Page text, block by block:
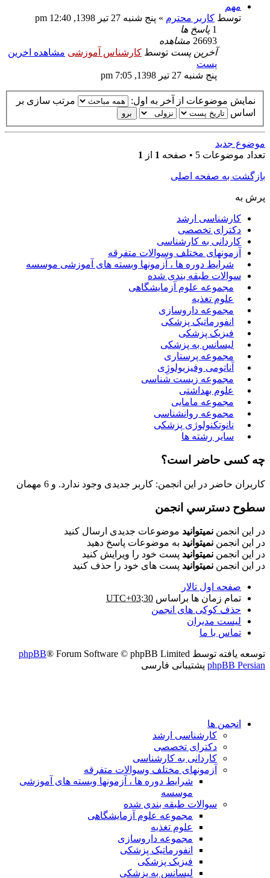
مهم
توسط کاربر محترم » پنج شنبه 27 تیر 1398, 12:40 pm
1 پاسخ ها
26693 مشاهده
آخرین پست توسط کارشناس آموزشی مشاهده اخرین
پست
پنج شنبه 27 تیر 1398, 7:05 pm
نمایش موضوعات از آخر به اول:
مرتب سازی بر
اساس
موضوع جدید
تعداد موضوعات 5 • صفحه
1 از 1
بازگشت به صفحه اصلی
پرش به
کارشناسی ارشد
دکترای تخصصی
کاردانی به کارشناسی
آزمونهای مختلف وسوالات متفرقه
شرایط دوره ها ، آزمونها وبسته های آموزشی موسسه
سوالات طبقه بندی شده
مجموعه علوم آزمایشگاهی
علوم تغذیه
مجموعه داروسازی
انفورماتیک پزشکی
فیزیک پزشکی
لیسانس به پزشکی
مجموعه پرستاری
آناتومی وفیزیولوژِی
مجموعه زیست شناسی
علوم بهداشتی
مجموعه مامایی
مجموعه روانشناسی
نانوتکنولوژی پزشکی
سایر رشته ها
چه کسی حاضر است؟
کاربران حاضر در این انجمن: کاربر جدیدی وجود ندارد. و 6 مهمان
سطوح دسترسي انجمن
در این انجمن نمیتوانید موضوعات جدیدی ارسال کنید
در این انجمن نمیتوانید به موضوعات پاسخ دهید
در این انجمن نمیتوانید پست خود را ویرایش کنید
در این انجمن نمیتوانید پست های خود را حذف کنید
صفحه اول تالار
تمام زمان ها براساس UTC+03:30
حذف کوکی های انجمن
لیست مدیران
تماس با ما
توسعه یافته توسط phpBB® Forum Software © phpBB Limited
phpBB Persian پشتیبانی فارسی
انجمن ها
کارشناسی ارشد
دکترای تخصصی
کاردانی به کارشناسی
آزمونهای مختلف وسوالات متفرقه
شرایط دوره ها ، آزمونها وبسته های آموزشی
موسسه
سوالات طبقه بندی شده
مجموعه علوم آزمایشگاهی
علوم تغذیه
مجموعه داروسازی
انفورماتیک پزشکی
فیزیک پزشکی
لیسانس به پزشکی